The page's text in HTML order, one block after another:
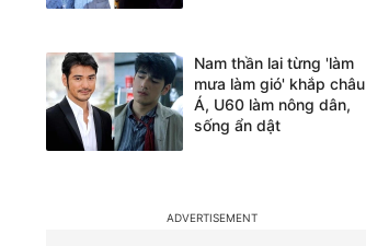
Nam thần lai từng 'làm
mưa làm gió' khắp châu
Á, U60 làm nông dân,
sống ẩn dật